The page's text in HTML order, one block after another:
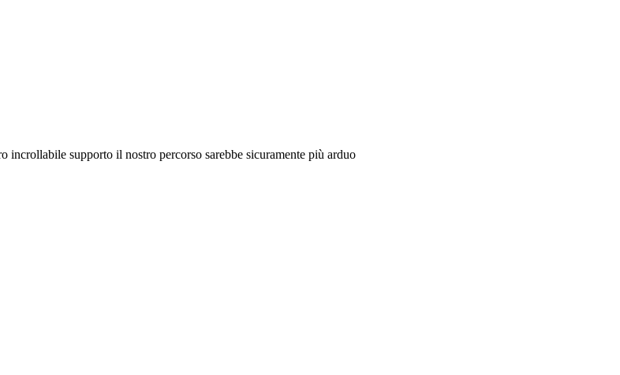
incrollabile supporto il nostro percorso sarebbe sicuramente più arduo